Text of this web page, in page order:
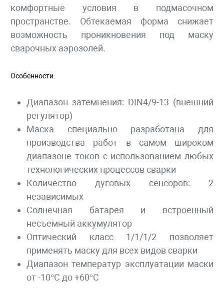
комфортные условия в подмасочном
пространстве. Обтекаемая форма снижает
возможность проникновения под маску
сварочных аэрозолей.
Особенности:
Диапазон затемнения: DIN4/9-13 (внешний
регулятор)
Маска специально разработана для
производства работ в самом широком
диапазоне токов с использованием любых
технологических процессов сварки
Количество дуговых сенсоров: 2
независимых
Солнечная батарея и встроенный
несъемный аккумулятор
Оптический класс 1/1/1/2 позволяет
применять маску для всех видов сварки
Диапазон температур эксплуатации маски
от -10°С до +60°С